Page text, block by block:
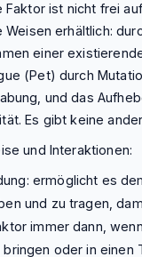
Faktor ist nicht frei
erhältlich:
einer
(Pet) durch
und das
Es gibt keine
und Interaktionen:
ermöglicht es
und zu tragen,
immer dann,
bringen oder in einen